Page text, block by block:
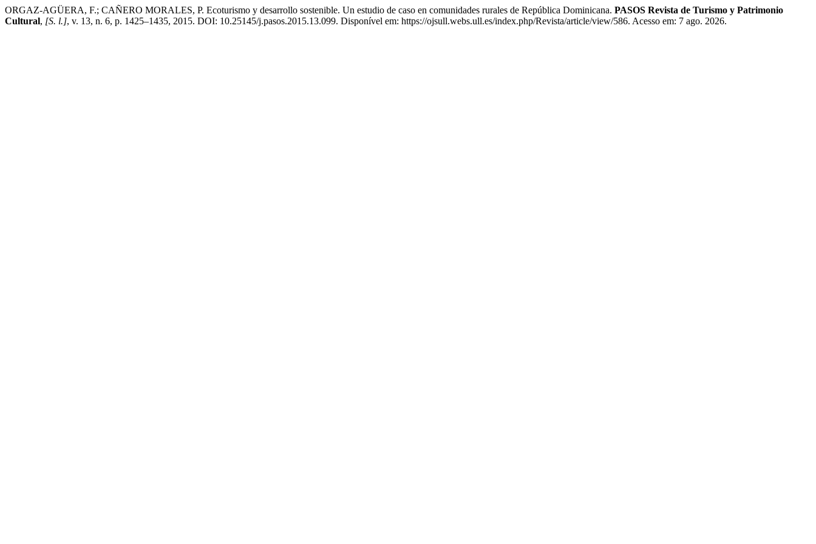
ORGAZ-AGÜERA, F.; CAÑERO MORALES, P. Ecoturismo y desarrollo sostenible. Un estudio de caso en comunidades rurales de República Dominicana. PASOS Revista de Turismo y Patrimonio
Cultural, [S. l.], v. 13, n. 6, p. 1425–1435, 2015. DOI: 10.25145/j.pasos.2015.13.099. Disponível em: https://ojsull.webs.ull.es/index.php/Revista/article/view/586. Acesso em: 7 ago. 2026.